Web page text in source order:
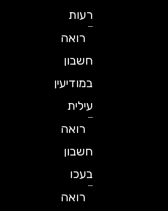
רעות
רואה
חשבון
במודיעין
עילית
רואה
חשבון
בעכו
רואה